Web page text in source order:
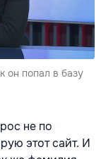
он попал в базу
не по
этот сайт. И